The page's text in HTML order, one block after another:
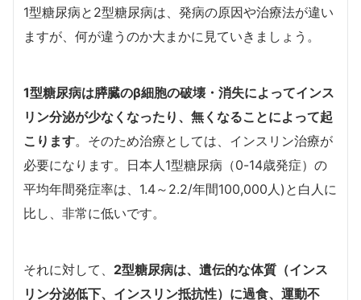
1型糖尿病と2型糖尿病は、発病の原因や治療法が違い
ますが、何が違うのか大まかに見ていきましょう。
1型糖尿病は膵臓のβ細胞の破壊・消失によってインス
リン分泌が少なくなったり、無くなることによって起
こります。そのため治療としては、インスリン治療が
必要になります。日本人1型糖尿病（0-14歳発症）の
平均年間発症率は、1.4～2.2/年間100,000人)と白人に
比し、非常に低いです。
それに対して、 2型糖尿病は、遺伝的な体質（インス
リン分泌低下、インスリン抵抗性）に過食、運動不